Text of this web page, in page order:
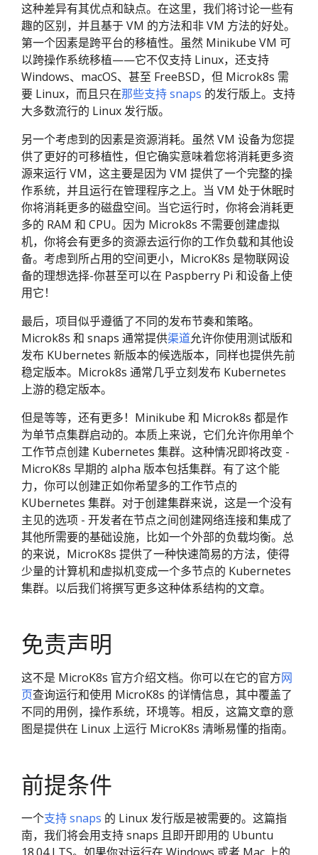
这种差异有其优点和缺点。在这里，我们将讨论一些有
趣的区别，并且基于 VM 的方法和非 VM 方法的好处。
第一个因素是跨平台的移植性。虽然 Minikube VM 可
以跨操作系统移植——它不仅支持 Linux，还支持
Windows、macOS、甚至 FreeBSD，但 Microk8s 需
要 Linux，而且只在那些支持 snaps 的发行版上。支持
大多数流行的 Linux 发行版。
另一个考虑到的因素是资源消耗。虽然 VM 设备为您提
供了更好的可移植性，但它确实意味着您将消耗更多资
源来运行 VM，这主要是因为 VM 提供了一个完整的操
作系统，并且运行在管理程序之上。当 VM 处于休眠时
你将消耗更多的磁盘空间。当它运行时，你将会消耗更
多的 RAM 和 CPU。因为 Microk8s 不需要创建虚拟
机，你将会有更多的资源去运行你的工作负载和其他设
备。考虑到所占用的空间更小，MicroK8s 是物联网设
备的理想选择-你甚至可以在 Paspberry Pi 和设备上使
用它！
最后，项目似乎遵循了不同的发布节奏和策略。
Microk8s 和 snaps 通常提供渠道允许你使用测试版和
发布 KUbernetes 新版本的候选版本，同样也提供先前
稳定版本。Microk8s 通常几乎立刻发布 Kubernetes
上游的稳定版本。
但是等等，还有更多！Minikube 和 Microk8s 都是作
为单节点集群启动的。本质上来说，它们允许你用单个
工作节点创建 Kubernetes 集群。这种情况即将改变 -
MicroK8s 早期的 alpha 版本包括集群。有了这个能
力，你可以创建正如你希望多的工作节点的
KUbernetes 集群。对于创建集群来说，这是一个没有
主见的选项 - 开发者在节点之间创建网络连接和集成了
其他所需要的基础设施，比如一个外部的负载均衡。总
的来说，MicroK8s 提供了一种快速简易的方法，使得
少量的计算机和虚拟机变成一个多节点的 Kubernetes
集群。以后我们将撰写更多这种体系结构的文章。
免责声明
这不是 MicroK8s 官方介绍文档。你可以在它的官方网
页查询运行和使用 MicroK8s 的详情信息，其中覆盖了
不同的用例，操作系统，环境等。相反，这篇文章的意
图是提供在 Linux 上运行 MicroK8s 清晰易懂的指南。
前提条件
一个支持 snaps 的 Linux 发行版是被需要的。这篇指
南，我们将会用支持 snaps 且即开即用的 Ubuntu